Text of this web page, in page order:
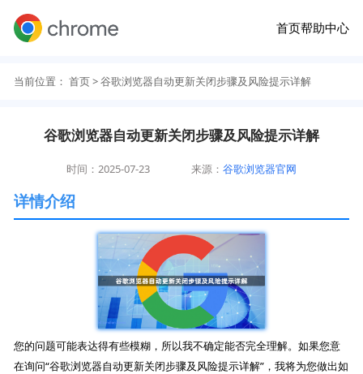
首页帮助中心
当前位置： 首页> 谷歌浏览器自动更新关闭步骤及风险提示详解
谷歌浏览器自动更新关闭步骤及风险提示详解
时间：2025-07-23 来源：谷歌浏览器官网
详情介绍
您的问题可能表达得有些模糊，所以我不确定能否完全理解。如果您意
在询问“谷歌浏览器自动更新关闭步骤及风险提示详解”，我将为您做出如